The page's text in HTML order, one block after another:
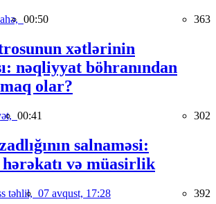
00:50 363
xətlərinin
nəqliyyat böhranından
olar?
00:41 302
salnaməsi:
və müasirlik
təhlil, 07 avqust, 17:28 392